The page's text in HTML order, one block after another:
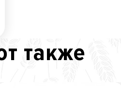
также